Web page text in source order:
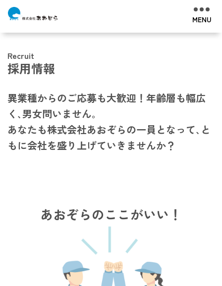
MENU
採用情報
Recruit
異業種からのご応募も大歓迎！年齢層も幅広
く､男女問いません｡
あなたも株式会社あおぞらの一員となって､と
もに会社を盛り上げていきませんか？
あおぞらのここがいい！